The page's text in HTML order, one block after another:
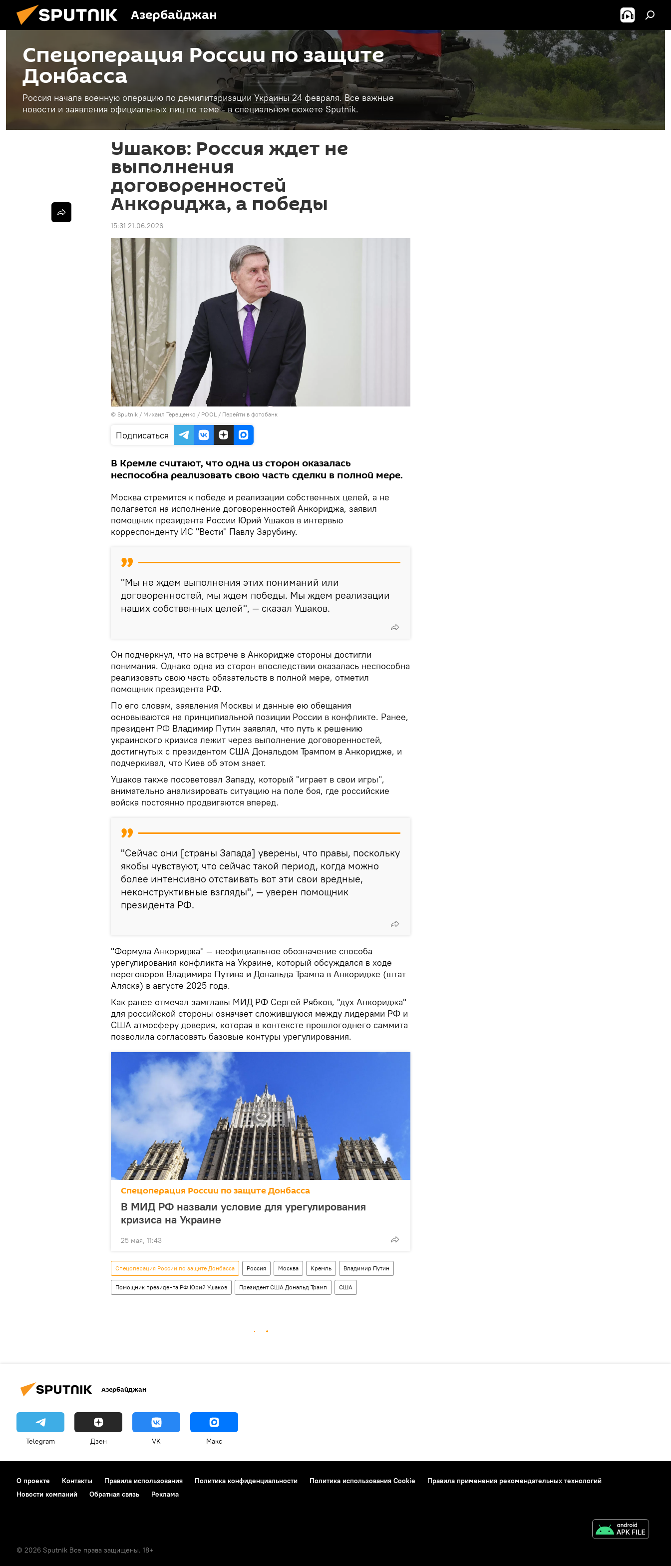
Азербайджан
Спецоперация России по защите
Донбасса
Россия начала военную операцию по демилитаризации Украины 24 февраля. Все важные
новости и заявления официальных лиц по теме - в специальном сюжете Sputnik.
Ушаков: Россия ждет не
выполнения
договоренностей
Анкориджа, а победы
15:31 21.06.2026
© Sputnik / Михаил Терещенко / POOL / Перейти в фотобанк
Подписаться
В Кремле считают, что одна из сторон оказалась
неспособна реализовать свою часть сделки в полной мере.
Москва стремится к победе и реализации собственных целей, а не
полагается на исполнение договоренностей Анкориджа, заявил
помощник президента России Юрий Ушаков в интервью
корреспонденту ИС "Вести" Павлу Зарубину.
"Мы не ждем выполнения этих пониманий или
договоренностей, мы ждем победы. Мы ждем реализации
наших собственных целей", — сказал Ушаков.
Он подчеркнул, что на встрече в Анкоридже стороны достигли
понимания. Однако одна из сторон впоследствии оказалась неспособна
реализовать свою часть обязательств в полной мере, отметил
помощник президента РФ.
По его словам, заявления Москвы и данные ею обещания
основываются на принципиальной позиции России в конфликте. Ранее,
президент РФ Владимир Путин заявлял, что путь к решению
украинского кризиса лежит через выполнение договоренностей,
достигнутых с президентом США Дональдом Трампом в Анкоридже, и
подчеркивал, что Киев об этом знает.
Ушаков также посоветовал Западу, который "играет в свои игры",
внимательно анализировать ситуацию на поле боя, где российские
войска постоянно продвигаются вперед.
"Сейчас они [страны Запада] уверены, что правы, поскольку
якобы чувствуют, что сейчас такой период, когда можно
более интенсивно отстаивать вот эти свои вредные,
неконструктивные взгляды", — уверен помощник
президента РФ.
"Формула Анкориджа" — неофициальное обозначение способа
урегулирования конфликта на Украине, который обсуждался в ходе
переговоров Владимира Путина и Дональда Трампа в Анкоридже (штат
Аляска) в августе 2025 года.
Как ранее отмечал замглавы МИД РФ Сергей Рябков, "дух Анкориджа"
для российской стороны означает сложившуюся между лидерами РФ и
США атмосферу доверия, которая в контексте прошлогоднего саммита
позволила согласовать базовые контуры урегулирования.
Спецоперация России по защите Донбасса
В МИД РФ назвали условие для урегулирования
кризиса на Украине
25 мая, 11:43
Спецоперация России по защите Донбасса Россия Москва Кремль Владимир Путин
Помощник президента РФ Юрий Ушаков Президент США Дональд Трамп США
Азербайджан
Telegram Дзен VK Макс
О проекте Контакты Правила использования Политика конфиденциальности Политика использования Cookie
Правила применения рекомендательных технологий
Новости компаний
Обратная связь Реклама
© 2026 Sputnik Все права защищены. 18+